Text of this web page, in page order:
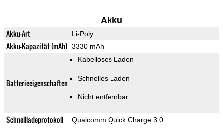
Akku
Akku-Art Li-Poly
Akku-Kapazität (mAh) 3330 mAh
Batterieeigenschaften
Kabelloses Laden
Schnelles Laden
Nicht entfernbar
Schnellladeprotokoll Qualcomm Quick Charge 3.0